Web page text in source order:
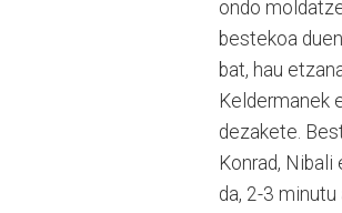
ondo
bestekoa
bat, hau
Keldermanek
dezakete.
Konrad,
da, 2-3